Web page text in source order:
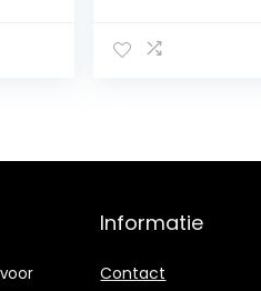
koeler, met
koelkast
Informatie
Contact